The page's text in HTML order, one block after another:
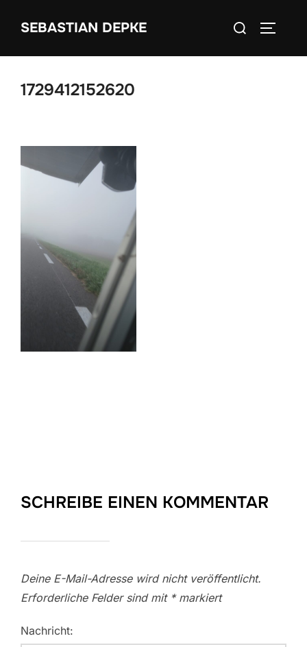
InhaltSEBASTIAN DEPKE
Suchen
1729412152620
SCHREIBE EINEN KOMMENTAR
Deine E-Mail-Adresse wird nicht veröffentlicht.
Erforderliche Felder sind mit *markiert
Nachricht: